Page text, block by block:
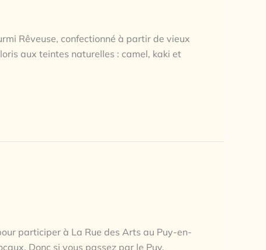
Rêveuse, confectionné à partir de vieux
aux teintes naturelles : camel, kaki et
participer à La Rue des Arts au Puy-en-
Donc si vous passez par le Puy,